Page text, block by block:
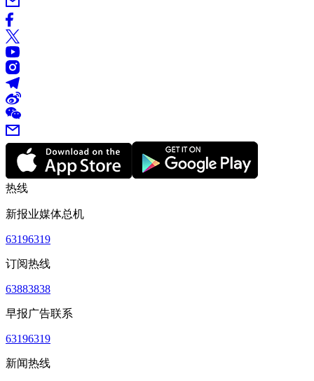
热线
新报业媒体总机
63196319
订阅热线
63883838
早报广告联系
63196319
新闻热线